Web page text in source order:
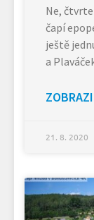
Ne,
čapí
ještě
a
21. 8. 2020